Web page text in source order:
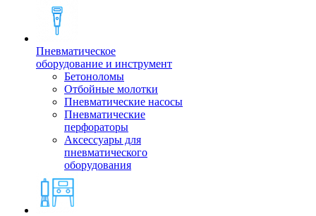
Пневматическое
оборудование и инструмент
Бетоноломы
Отбойные молотки
Пневматические насосы
Пневматические
перфораторы
Аксессуары для
пневматического
оборудования